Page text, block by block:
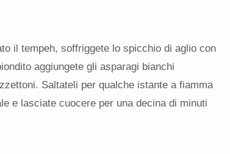
il tempeh, soffriggete lo spicchio di aglio con
aggiungete gli asparagi bianchi
Saltateli per qualche istante a fiamma
e lasciate cuocere per una decina di minuti